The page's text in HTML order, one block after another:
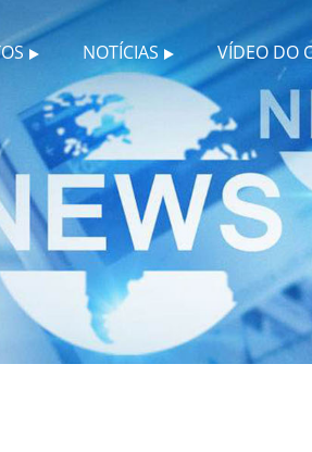
NOTÍCIAS VÍDEO DO